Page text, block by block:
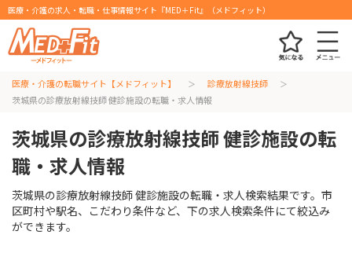
医療・介護の求人・転職・仕事情報サイト『MED＋Fit』（メドフィット）
医療・介護の転職サイト【メドフィット】
診療放射線技師
茨城県の診療放射線技師 健診施設の転職・求人情報
茨城県の診療放射線技師 健診施設の転
職・求人情報
茨城県の診療放射線技師 健診施設の転職・求人検索結果です。市
区町村や駅名、こだわり条件など、下の求人検索条件にて絞込み
ができます。